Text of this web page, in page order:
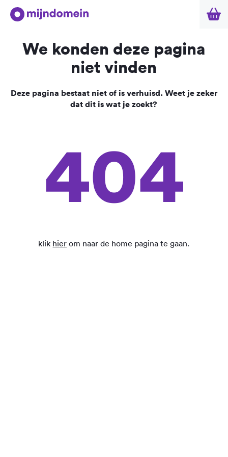
We konden deze pagina
niet vinden
Deze pagina bestaat niet of is verhuisd. Weet je zeker
dat dit is wat je zoekt?
404
klik hier om naar de home pagina te gaan.